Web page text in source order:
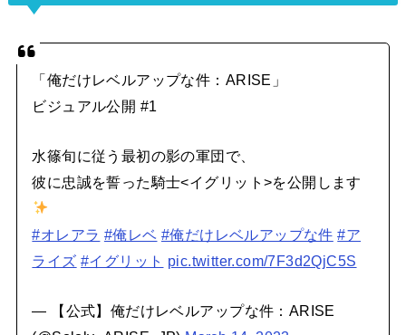
「俺だけレベルアップな件：ARISE」
ビジュアル公開 #1
水篠旬に従う最初の影の軍団で、
彼に忠誠を誓った騎士<イグリット>を公開します
#オレアラ #俺レベ #俺だけレベルアップな件 #ア
ライズ #イグリット pic.twitter.com/7F3d2QjC5S
— 【公式】俺だけレベルアップな件：ARISE